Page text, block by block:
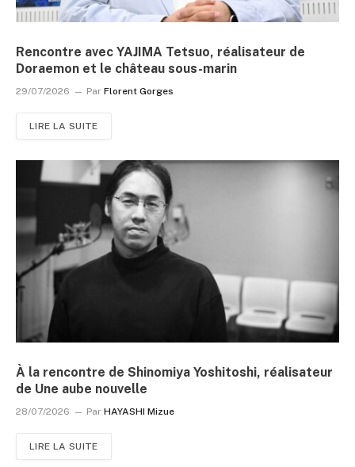
Rencontre avec YAJIMA Tetsuo, réalisateur de
Doraemon et le château sous-marin
29/07/2026 Par Florent Gorges
LIRE LA SUITE
À la rencontre de Shinomiya Yoshitoshi, réalisateur
de Une aube nouvelle
28/07/2026 Par HAYASHI Mizue
LIRE LA SUITE